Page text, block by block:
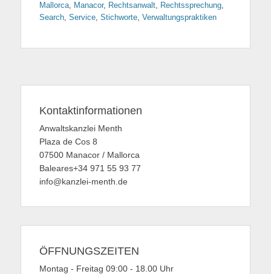
Mallorca, Manacor, Rechtsanwalt, Rechtssprechung,
Search, Service, Stichworte, Verwaltungspraktiken
Kontaktinformationen
Anwaltskanzlei Menth
Plaza de Cos 8
07500 Manacor / Mallorca
Baleares+34 971 55 93 77
info@kanzlei-menth.de
ÖFFNUNGSZEITEN
Montag - Freitag 09:00 - 18.00 Uhr